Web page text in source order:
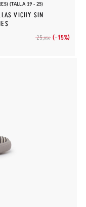
(TALLA 19 - 25)
VICHY SIN
25,95€ (-15%)